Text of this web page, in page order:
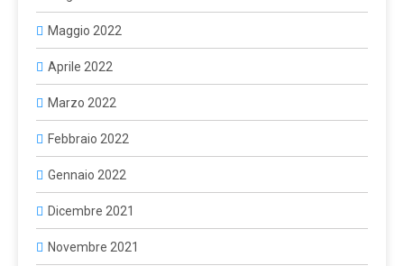
Maggio 2022
Aprile 2022
Marzo 2022
Febbraio 2022
Gennaio 2022
Dicembre 2021
Novembre 2021